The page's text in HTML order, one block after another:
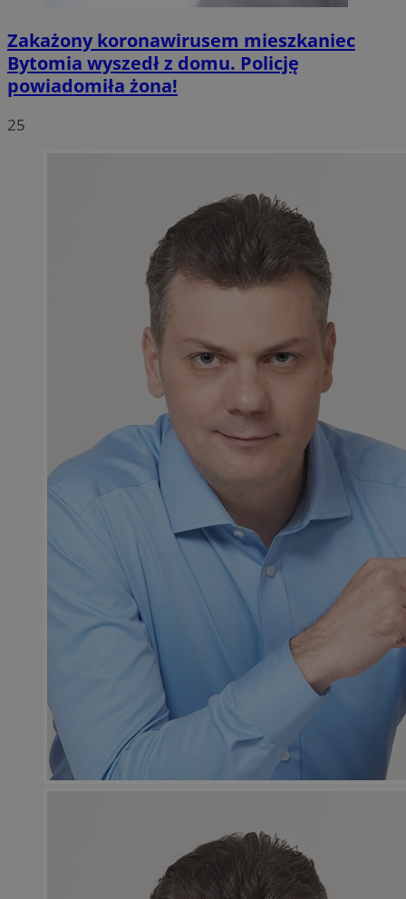
Zakażony koronawirusem mieszkaniec
Bytomia wyszedł z domu. Policję
powiadomiła żona!
25